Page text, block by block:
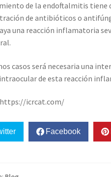
de la endoftalmitis tiene
de antibióticos o
una reacción inflamatoria
casos será necesaria una
de esta reacción
https://icrcat.com/
Facebook